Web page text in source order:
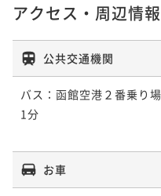
アクセス・周辺情報
公共交通機関
バス：函館空港２番乗り
1分
お車